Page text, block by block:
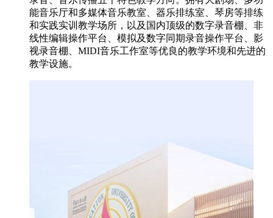
能音乐厅和多媒体音乐教室、器乐排练室、琴房等排练
和实践实训教学场所，以及国内顶级的数字录音棚、非
线性编辑操作平台、模拟及数字同期录音操作平台、影
视录音棚、MIDI音乐工作室等优良的教学环境和先进的
教学设施。